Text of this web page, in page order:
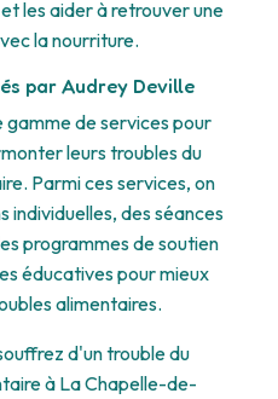
les aider à retrouver une
la nourriture.
par Audrey Deville
de services pour
leurs troubles du
Parmi ces services, on
individuelles, des séances
programmes de soutien
éducatives pour mieux
alimentaires.
d'un trouble du
à La Chapelle-de-